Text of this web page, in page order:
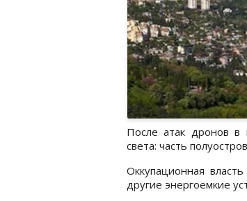
После атак дронов в
света: часть
Оккупационная
другие энергоемкие